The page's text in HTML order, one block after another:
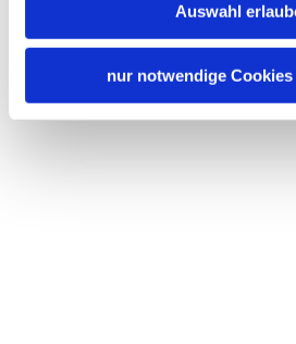
Auswahl
nur notwendige